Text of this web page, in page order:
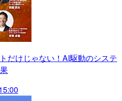
だけじゃない！AI駆動のシステ